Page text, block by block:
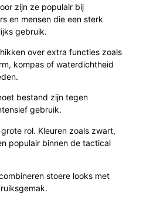
zijn ze populair bij
en mensen die een sterk
gebruik.
over extra functies zoals
kompas of waterdichtheid
bestand zijn tegen
gebruik.
rol. Kleuren zoals zwart,
populair binnen de tactical
stoere looks met